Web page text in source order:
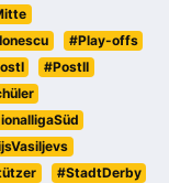
#Play-offs
#PostII
#StadtDerby